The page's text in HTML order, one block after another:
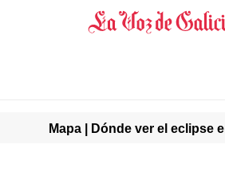
Mapa | Dónde ver el eclipse